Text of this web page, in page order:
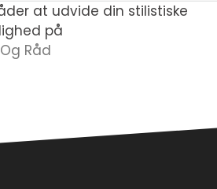
at udvide din stilistiske
på
Råd